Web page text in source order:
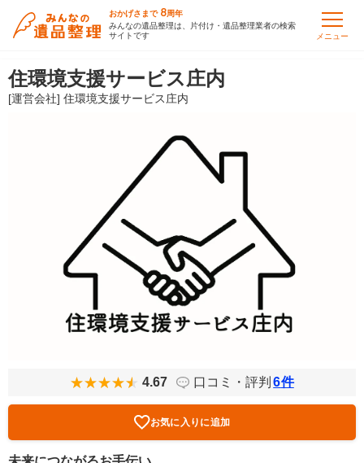
おかげさまで 8周年
みんなの遺品整理は、片付け・遺品整理業者の検索
サイトです
メニュー
住環境支援サービス庄内
[運営会社] 住環境支援サービス庄内
4.67 口コミ・評判 6件
お気に入りに追加